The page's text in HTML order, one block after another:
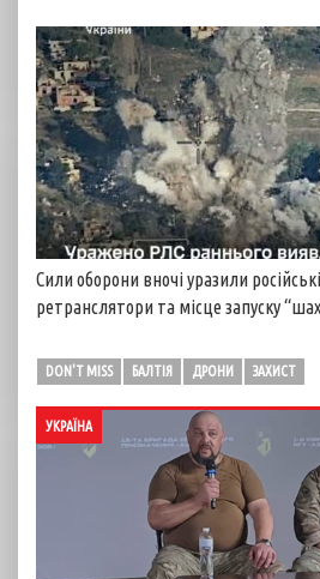
Сили оборони вночі уразили
ретранслятори та місце запуску
DON'T MISS БАЛТІЯ ДРОНИ ЗАХИСТ
УКРАЇНА